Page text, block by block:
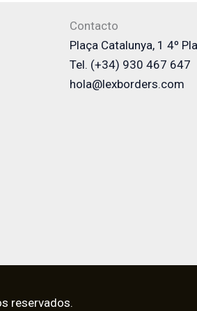
Contacto
Plaça Catalunya, 1 4º
Tel. (+34) 930 467 647
hola@lexborders.com
reservados.